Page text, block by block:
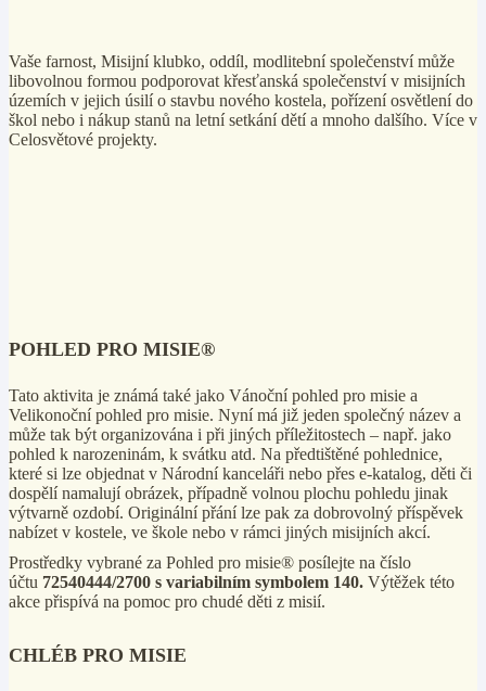
Vaše farnost, Misijní klubko, oddíl, modlitební společenství může
libovolnou formou podporovat křesťanská společenství v misijních
územích v jejich úsilí o stavbu nového kostela, pořízení osvětlení do
škol nebo i nákup stanů na letní setkání dětí a mnoho dalšího. Více v
Celosvětové projekty.
POHLED PRO MISIE®
Tato aktivita je známá také jako Vánoční pohled pro misie a
Velikonoční pohled pro misie. Nyní má již jeden společný název a
může tak být organizována i při jiných příležitostech – např. jako
pohled k narozeninám, k svátku atd. Na předtištěné pohlednice,
které si lze objednat v Národní kanceláři nebo přes e-katalog, děti či
dospělí namalují obrázek, případně volnou plochu pohledu jinak
výtvarně ozdobí. Originální přání lze pak za dobrovolný příspěvek
nabízet v kostele, ve škole nebo v rámci jiných misijních akcí.
Prostředky vybrané za Pohled pro misie® posílejte na číslo
účtu 72540444/2700 s variabilním symbolem 140. Výtěžek této
akce přispívá na pomoc pro chudé děti z misií.
CHLÉB PRO MISIE